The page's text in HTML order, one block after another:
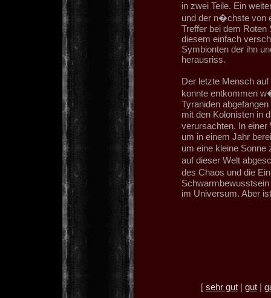
in zwei Teile. Ein
und der n�chste von
Treffer bei dem Roten
diesem einfach
Symbionten der ihn
herausriss.
Der letzte Mensch
konnte entkommen
Tyraniden
mit den Kolonisten in
verursachten. In
um in einem Jahr
um eine kleine
auf dieser Welt
des Chaos und die
im Universum. Aber
[ sehr gut| gut|